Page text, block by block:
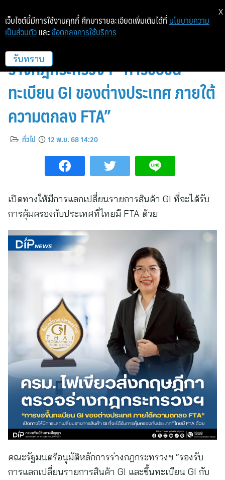
ครม. ไฟเขียว ส่งกฤษฎีกาตรวจ
ร่างกฎกระทรวงฯ “การขอขึ้น
ทะเบียน GI ของต่างประเทศ ภายใต้
ความตกลง FTA”
ทั่วไป 12 พ.ย. 68 14:20
เปิดทางให้มีการแลกเปลี่ยนรายการสินค้า GI ที่จะได้รับ
การคุ้มครองกับประเทศที่ไทยมี FTA ด้วย
คณะรัฐมนตรีอนุมัติหลักการร่างกฎกระทรวงฯ “รองรับ
การแลกเปลี่ยนรายการสินค้า GI และขึ้นทะเบียน GI กับ
เว็บไซต์นี้มีการใช้งานคุกกี้ ศึกษารายละเอียดเพิ่มเติมได้ที่ นโยบายความ
เป็นส่วนตัว และ ข้อตกลงการใช้บริการ
รับทราบ
X